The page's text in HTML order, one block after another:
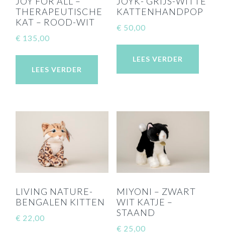
THERAPEUTISCHE
KAT – ROOD-WIT
€ 135,00
LEES VERDER
KATTENHANDPOP
€ 50,00
LEES VERDER
LIVING NATURE-
BENGALEN KITTEN
€ 22,00
MIYONI – ZWART
WIT KATJE –
STAAND
€ 25,00